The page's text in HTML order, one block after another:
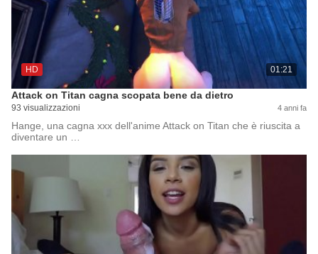
HD 01:21
Attack on Titan cagna scopata bene da dietro
93 visualizzazioni 4 anni fa
Hange, una cagna xxx dell'anime Attack on Titan che è riuscita a
diventare un …